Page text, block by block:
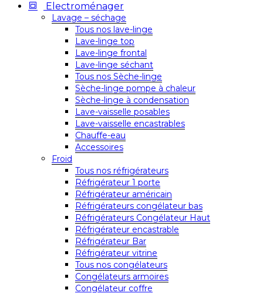
Electroménager
Lavage – séchage
Tous nos lave-linge
Lave-linge top
Lave-linge frontal
Lave-linge séchant
Tous nos Sèche-linge
Sèche-linge pompe à chaleur
Sèche-linge à condensation
Lave-vaisselle posables
Lave-vaisselle encastrables
Chauffe-eau
Accessoires
Froid
Tous nos réfrigérateurs
Réfrigérateur 1 porte
Réfrigérateur américain
Réfrigérateurs congélateur bas
Réfrigérateurs Congélateur Haut
Réfrigérateur encastrable
Réfrigérateur Bar
Réfrigérateur vitrine
Tous nos congélateurs
Congélateurs armoires
Congélateur coffre